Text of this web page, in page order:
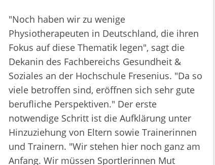
"Noch haben wir zu wenige
Physiotherapeuten in Deutschland, die ihren
Fokus auf diese Thematik legen", sagt die
Dekanin des Fachbereichs Gesundheit &
Soziales an der Hochschule Fresenius. "Da so
viele betroffen sind, eröffnen sich sehr gute
berufliche Perspektiven." Der erste
notwendige Schritt ist die Aufklärung unter
Hinzuziehung von Eltern sowie Trainerinnen
und Trainern. "Wir stehen hier noch ganz am
Anfang. Wir müssen Sportlerinnen Mut